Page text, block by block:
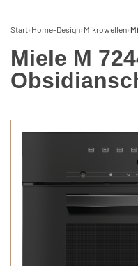
Start› Home-Design› Mikrowellen›
Miele M